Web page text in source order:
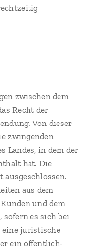
zwischen dem
Recht der
Von dieser
zwingenden
Landes, in dem der
hat. Die
ausgeschlossen.
aus dem
und dem
sofern es sich bei
eine juristische
ein öffentlich-